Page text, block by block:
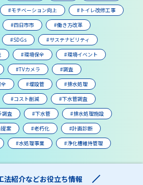
#モチベーション向上
#トイレ改修工事
#四日市市
#働き方改革
#SDGs
#サステナビリティ
#環境保全
#環境イベント
#TVカメラ
#調査
#埋設管
#排水処理
#コスト削減
#下水管調査
調査 #下水管
#排水処理施設
案 #老朽化
#計画診断
#水処理事業 #浄化槽維持管理
法紹介などお役立ち情報